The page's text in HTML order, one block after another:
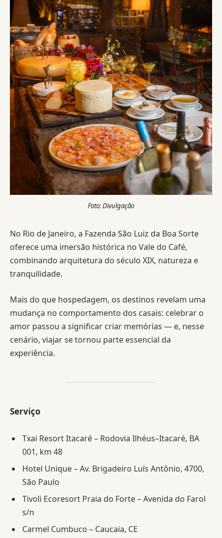
Foto: Divulgação
No Rio de Janeiro, a Fazenda São Luiz da Boa Sorte
oferece uma imersão histórica no Vale do Café,
combinando arquitetura do século XIX, natureza e
tranquilidade.
Mais do que hospedagem, os destinos revelam uma
mudança no comportamento dos casais: celebrar o
amor passou a significar criar memórias — e, nesse
cenário, viajar se tornou parte essencial da
experiência.
Serviço
Txai Resort Itacaré – Rodovia Ilhéus–Itacaré, BA
001, km 48
Hotel Unique – Av. Brigadeiro Luís Antônio, 4700,
São Paulo
Tivoli Ecoresort Praia do Forte – Avenida do Farol
s/n
Carmel Cumbuco – Caucaia, CE